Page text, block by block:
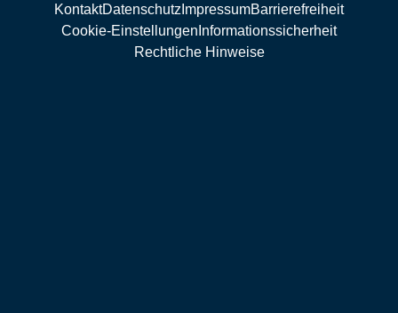
KontaktDatenschutz ImpressumBarrierefreiheit
Cookie-Einstellungen Informationssicherheit
Rechtliche Hinweise